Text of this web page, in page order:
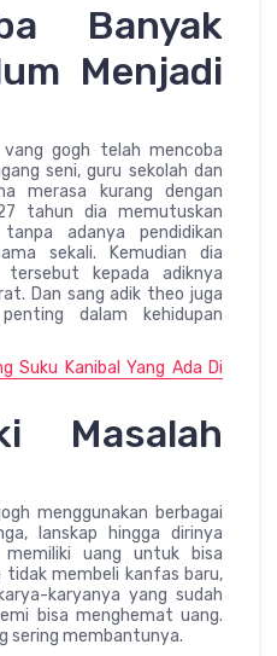
Banyak
Menjadi
gogh telah mencoba
seni, guru sekolah dan
merasa kurang dengan
tahun dia memutuskan
adanya pendidikan
sekali. Kemudian dia
kepada adiknya
Dan sang adik theo juga
dalam kehidupan
Suku Kanibal Yang Ada Di
Masalah
menggunakan berbagai
lanskap hingga dirinya
uang untuk bisa
tidak membeli kanfas baru,
karyanya yang sudah
bisa menghemat uang.
sering membantunya.